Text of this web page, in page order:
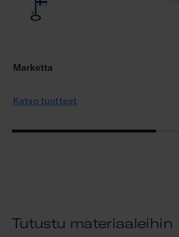
Marketta
Katso tuotteet
Tutustu materiaaleihin